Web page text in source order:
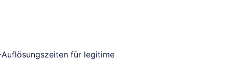
für legitime